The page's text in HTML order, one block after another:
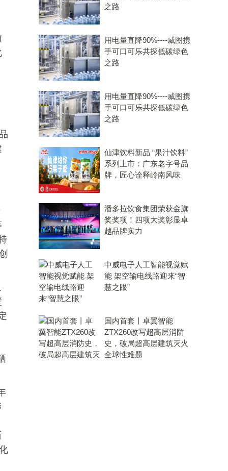
之路
用电量直降90%----威图携
手可口可乐共探低碳绿色
之路
用电量直降90%----威图携
手可口可乐共探低碳绿色
之路
仙津饮料新品 “果汁饮料”
系列上市：广东老字号品
牌，匠心诠释岭南风味
潘多拉饮食集团荣获金旗
奖奖项！四项大奖彰显卓
越品牌实力
中威电子人工智能视觉赋
能 架空输电线路迎来“智
慧之眼”
国内首套丨卓翼智能
ZTX260改写超高层消防
史，破局超高层建筑灭火
全球性难题